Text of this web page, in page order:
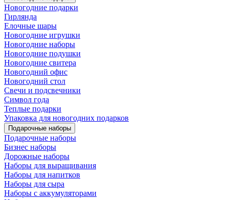
Новогодние подарки
Гирлянда
Елочные шары
Новогодние игрушки
Новогодние наборы
Новогодние подушки
Новогодние свитера
Новогодний офис
Новогодний стол
Свечи и подсвечники
Символ года
Теплые подарки
Упаковка для новогодних подарков
Подарочные наборы
Подарочные наборы
Бизнес наборы
Дорожные наборы
Наборы для выращивания
Наборы для напитков
Наборы для сыра
Наборы с аккумуляторами